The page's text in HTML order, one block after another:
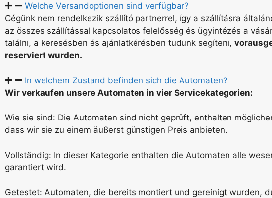
Welche Versandoptionen sind verfügbar?
Cégünk nem rendelkezik szállító partnerrel, így a szállításra
az összes szállítással kapcsolatos felelősség és ügyintézés a
találni, a keresésben és ajánlatkérésben tudunk segíteni,
reserviert wurden.
In welchem Zustand befinden sich die Automaten?
Wir verkaufen unsere Automaten in vier Servicekategorien:
Wie sie sind: Die Automaten sind nicht geprüft, enthalten
dass wir sie zu einem äußerst günstigen Preis anbieten.
Vollständig: In dieser Kategorie enthalten die Automaten alle
garantiert wird.
Getestet: Automaten, die bereits montiert und gereinigt wurden,